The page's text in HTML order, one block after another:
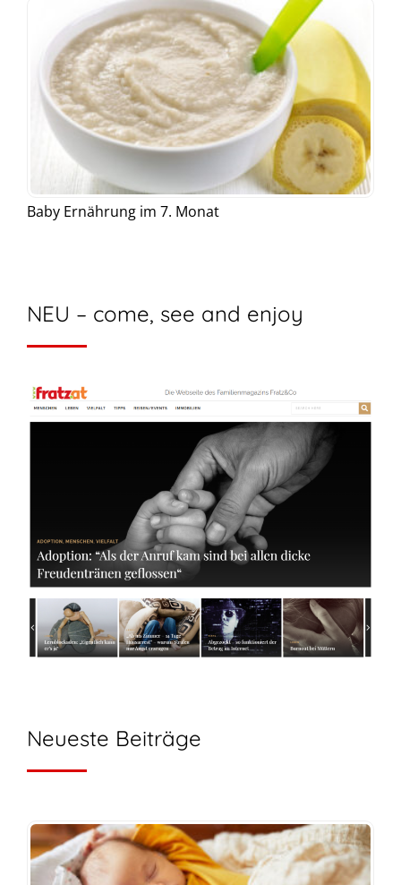
Baby Ernährung im 7. Monat
NEU – come, see and enjoy
Neueste Beiträge